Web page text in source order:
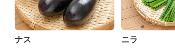
ナス ニラ